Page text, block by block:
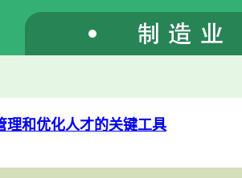
理和优化人才的关键工具